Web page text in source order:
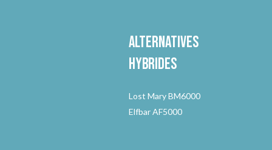
Alternatives
hybrides
Lost Mary BM6000
Elfbar AF5000